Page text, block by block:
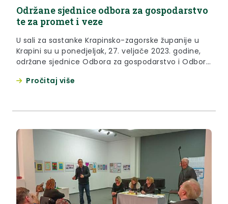
Održane sjednice odbora za gospodarstvo
te za promet i veze
U sali za sastanke Krapinsko-zagorske županije u
Krapini su u ponedjeljak, 27. veljače 2023. godine,
održane sjednice Odbora za gospodarstvo i Odbora
Pročitaj više